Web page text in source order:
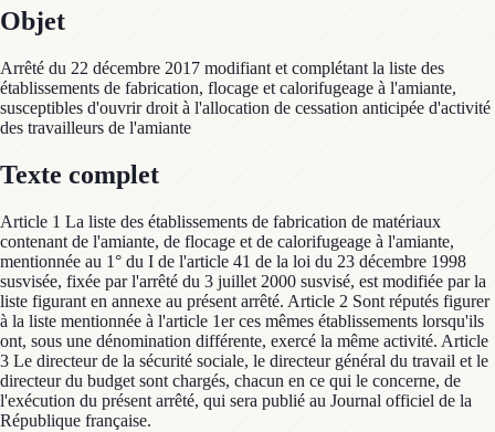
Objet
Arrêté du 22 décembre 2017 modifiant et complétant la liste des
établissements de fabrication, flocage et calorifugeage à l'amiante,
susceptibles d'ouvrir droit à l'allocation de cessation anticipée d'activité
des travailleurs de l'amiante
Texte complet
Article 1 La liste des établissements de fabrication de matériaux
contenant de l'amiante, de flocage et de calorifugeage à l'amiante,
mentionnée au 1° du I de l'article 41 de la loi du 23 décembre 1998
susvisée, fixée par l'arrêté du 3 juillet 2000 susvisé, est modifiée par la
liste figurant en annexe au présent arrêté. Article 2 Sont réputés figurer
à la liste mentionnée à l'article 1er ces mêmes établissements lorsqu'ils
ont, sous une dénomination différente, exercé la même activité. Article
3 Le directeur de la sécurité sociale, le directeur général du travail et le
directeur du budget sont chargés, chacun en ce qui le concerne, de
l'exécution du présent arrêté, qui sera publié au Journal officiel de la
République française.